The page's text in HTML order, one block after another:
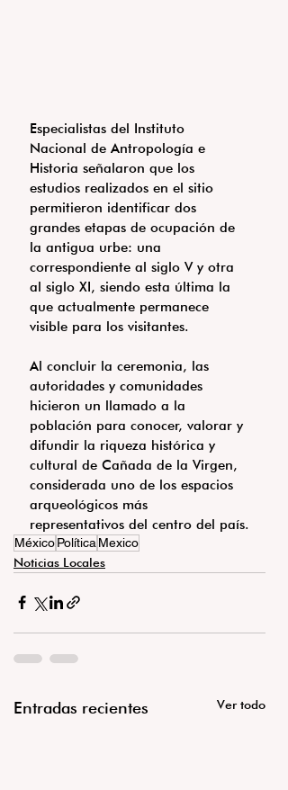
Especialistas del Instituto
Nacional de Antropología e
Historia señalaron que los
estudios realizados en el sitio
permitieron identificar dos
grandes etapas de ocupación de
la antigua urbe: una
correspondiente al siglo V y otra
al siglo XI, siendo esta última la
que actualmente permanece
visible para los visitantes.
Al concluir la ceremonia, las
autoridades y comunidades
hicieron un llamado a la
población para conocer, valorar y
difundir la riqueza histórica y
cultural de Cañada de la Virgen,
considerada uno de los espacios
arqueológicos más
representativos del centro del país.
MéxicoPolítica Mexico
Noticias Locales
Entradas recientes Ver todo